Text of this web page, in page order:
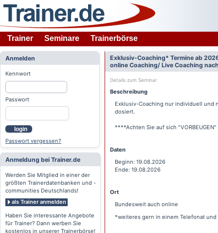
Trainer Seminare Trainerbörse
Anmelden
Kennwort
Passwort
login
Passwort vergessen?
Anmeldung bei Trainer.de
Werden Sie Mitglied in einer der
größten Trainerdatenbanken und -
communities Deutschlands!
als Trainer anmelden
Haben Sie interessante Angebote
für Trainer? Dann werben Sie
kostenlos in unserer Trainerbörse!
Exklusiv-Coaching* Termine ab
online Coaching/ Live Coaching
Details zum Seminar
Beschreibung
Exklusiv-Coaching nur individuell und
dosiert.
****Achten Sie auf sich
Daten
Beginn: 19.08.2026
Ende: 19.08.2026
Ort
Bundesweit auch online
*weiteres gern in einem Telefonat